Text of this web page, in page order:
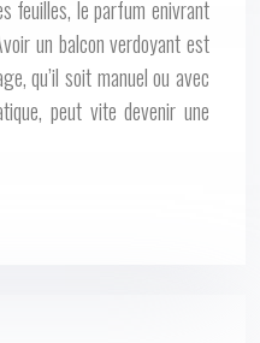
feuilles, le parfum enivrant
un balcon verdoyant est
qu’il soit manuel ou avec
peut vite devenir une